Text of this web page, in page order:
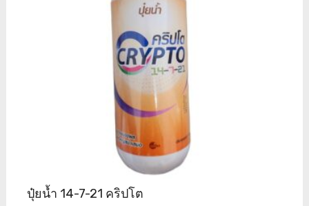
ปุ๋ยน้ำ 14-7-21 คริปโต